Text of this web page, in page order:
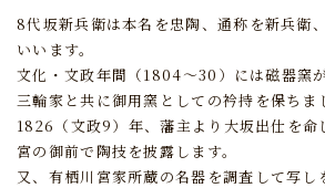
8代坂新兵衛は本名を忠陶、通称を新兵衛
いいます。
文化・文政年間（1804～30）には磁器窯
三輪家と共に御用窯としての衿持を保ちま
1826（文政9）年、藩主より大坂出仕を命
宮の御前で陶技を披露します。
又、有栖川宮家所蔵の名器を調査して写し